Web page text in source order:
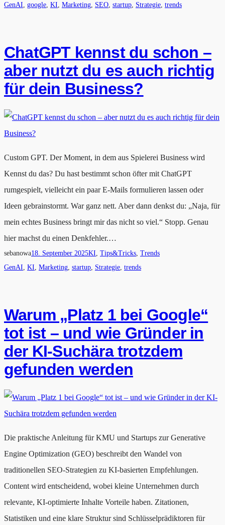
GenAI google KI Marketing SEO startup Strategie trends
ChatGPT kennst du schon –
aber nutzt du es auch richtig
für dein Business?
Custom GPT. Der Moment, in dem aus Spielerei Business wird
Kennst du das? Du hast bestimmt schon öfter mit ChatGPT
rumgespielt, vielleicht ein paar E-Mails formulieren lassen oder
Ideen gebrainstormt. War ganz nett. Aber dann denkst du: „Naja, für
mein echtes Business bringt mir das nicht so viel.“ Stopp. Genau
hier machst du einen Denkfehler.…
sebanowa18. September 2025KI Tips&Tricks Trends
GenAI KI Marketing startup Strategie trends
Warum „Platz 1 bei Google“
tot ist – und wie Gründer in
der KI-Suchära trotzdem
gefunden werden
Die praktische Anleitung für KMU und Startups zur Generative
Engine Optimization (GEO) beschreibt den Wandel von
traditionellen SEO-Strategien zu KI-basierten Empfehlungen.
Content wird entscheidend, wobei kleine Unternehmen durch
relevante, KI-optimierte Inhalte Vorteile haben. Zitationen,
Statistiken und eine klare Struktur sind Schlüsselprädiktoren für